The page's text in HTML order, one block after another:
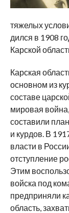
тяжелых
дился в 1908
Карской
Карская
основном из
составе
мировая
составили
и курдов. В
власти в
отступление
Этим
войска под
предприняли
область,